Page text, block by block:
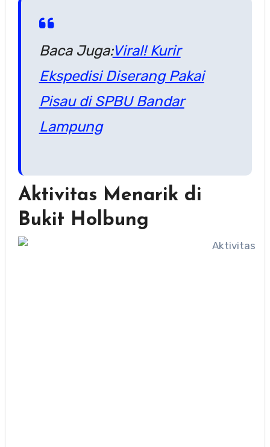
Baca Juga:Viral! Kurir
Ekspedisi Diserang Pakai
Pisau di SPBU Bandar
Lampung
Aktivitas Menarik di
Bukit Holbung